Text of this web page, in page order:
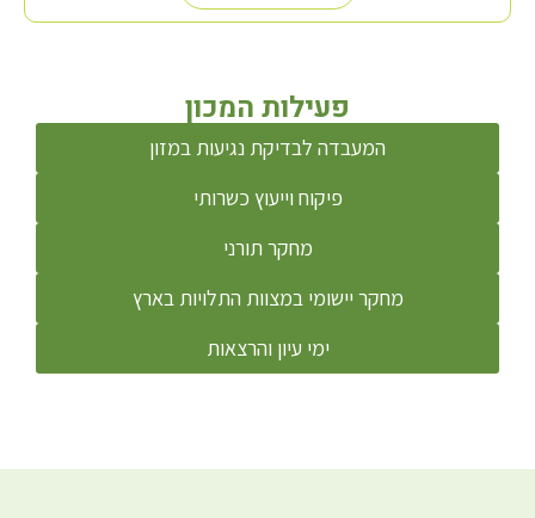
פעילות המכון
המעבדה לבדיקת נגיעות במזון
פיקוח וייעוץ כשרותי
מחקר תורני
מחקר יישומי במצוות התלויות בארץ
ימי עיון והרצאות